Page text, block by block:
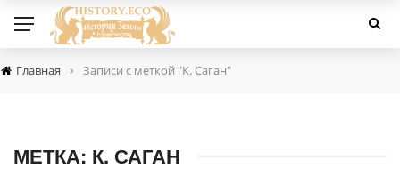
Главная › Записи с меткой "К. Саган"
МЕТКА: К. САГАН